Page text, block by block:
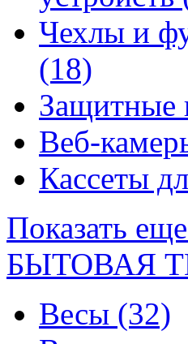
Чехлы и
(18)
Защитные
Веб-
Кассеты
Показать
БЫТОВАЯ
Весы (32)